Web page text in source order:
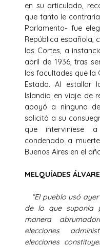
en su articulado,
que tanto le
Parlamento- fue
República española,
las Cortes, a
abril de 1936, tras
las facultades que la
Estado. Al estallar
Islandia en viaje de
apoyó a ninguno
solicitó a su
que interviniese
condenado a
Buenos Aires en el
MELQUÍADES
“El pueblo usó
de lo que suponía
manera
elecciones
elecciones